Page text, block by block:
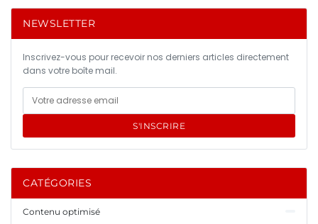
NEWSLETTER
Inscrivez-vous pour recevoir nos derniers articles directement
dans votre boîte mail.
S'INSCRIRE
CATÉGORIES
Contenu optimisé